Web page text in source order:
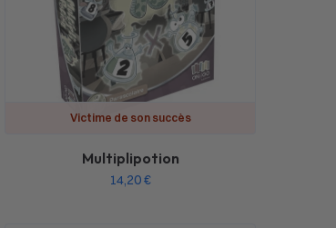
Victime de son succès
Multiplipotion
14,20€